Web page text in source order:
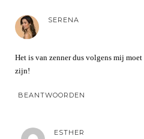
SERENA
Het is van zenner dus volgens mij
zijn!
BEANTWOORDEN
ESTHER